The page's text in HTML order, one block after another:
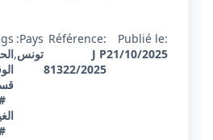
Publié le:
21/10/2025
Référence:
J P
81322/2025
Pays:
تونس,